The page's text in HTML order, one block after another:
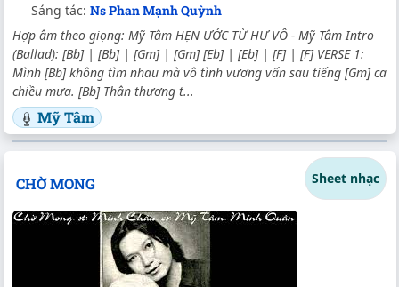
Sáng tác: Ns Phan Mạnh Quỳnh
Hợp âm theo giọng: Mỹ Tâm HẸN ƯỚC TỪ HƯ VÔ - Mỹ Tâm Intro
(Ballad): [Bb] | [Bb] | [Gm] | [Gm] [Eb] | [Eb] | [F] | [F] VERSE 1:
Mình [Bb] không tìm nhau mà vô tình vương vấn sau tiếng [Gm] ca
chiều mưa. [Bb] Thân thương t...
Mỹ Tâm
CHỜ MONG Sheet nhạc